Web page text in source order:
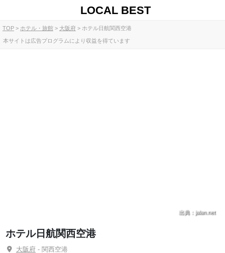
LOCAL BEST
TOP ホテル・旅館 大阪府 ホテル日航関西空港
本サイトは広告プログラムにより収益を得ています
出典：jalan.net
ホテル日航関西空港
大阪府- 関西空港